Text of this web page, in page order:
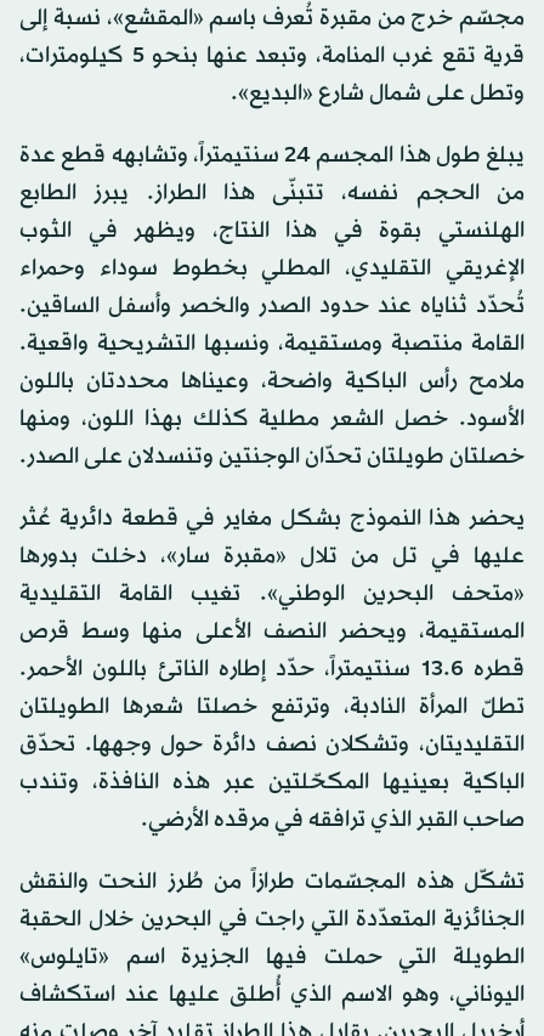
مجسّم خرج من مقبرة تُعرف باسم «المقشع»، نسبة إلى
قرية تقع غرب المنامة، وتبعد عنها بنحو 5 كيلومترات،
وتطل على شمال شارع «البديع».
يبلغ طول هذا المجسم 24 سنتيمتراً، وتشابهه قطع عدة
من الحجم نفسه، تتبنّى هذا الطراز. يبرز الطابع
الهلنستي بقوة في هذا النتاج، ويظهر في الثوب
الإغريقي التقليدي، المطلي بخطوط سوداء وحمراء
تُحدّد ثناياه عند حدود الصدر والخصر وأسفل الساقين.
القامة منتصبة ومستقيمة، ونسبها التشريحية واقعية.
ملامح رأس الباكية واضحة، وعيناها محددتان باللون
الأسود. خصل الشعر مطلية كذلك بهذا اللون، ومنها
خصلتان طويلتان تحدّان الوجنتين وتنسدلان على الصدر.
يحضر هذا النموذج بشكل مغاير في قطعة دائرية عُثر
عليها في تل من تلال «مقبرة سار»، دخلت بدورها
«متحف البحرين الوطني». تغيب القامة التقليدية
المستقيمة، ويحضر النصف الأعلى منها وسط قرص
قطره 13.6 سنتيمتراً، حدّد إطاره الناتئ باللون الأحمر.
تطلّ المرأة النادبة، وترتفع خصلتا شعرها الطويلتان
التقليديتان، وتشكلان نصف دائرة حول وجهها. تحدّق
الباكية بعينيها المكحّلتين عبر هذه النافذة، وتندب
صاحب القبر الذي ترافقه في مرقده الأرضي.
تشكّل هذه المجسّمات طرازاً من طُرز النحت والنقش
الجنائزية المتعدّدة التي راجت في البحرين خلال الحقبة
الطويلة التي حملت فيها الجزيرة اسم «تايلوس»
اليوناني، وهو الاسم الذي أُطلق عليها عند استكشاف